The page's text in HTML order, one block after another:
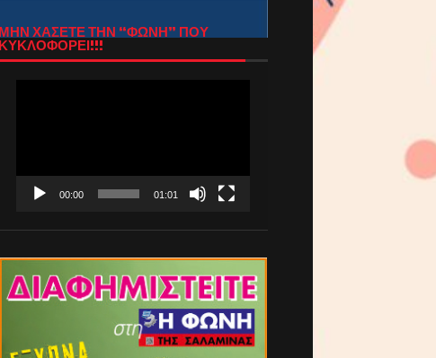
ΜΗΝ ΧΑΣΕΤΕ ΤΗΝ “ΦΩΝΗ” ΠΟΥ
ΚΥΚΛΟΦΟΡΕΙ!!!
00:00 01:01